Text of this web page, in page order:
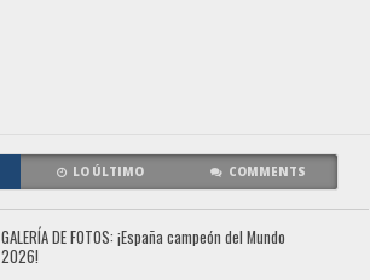
LO ÚLTIMO COMMENTS
GALERÍA DE FOTOS: ¡España campeón del Mundo
2026!